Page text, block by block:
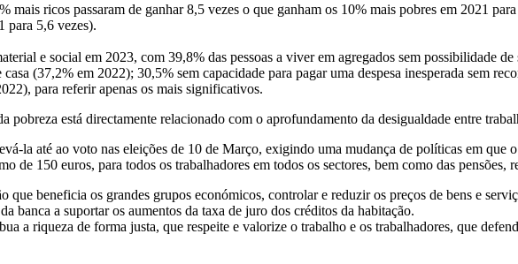
mais ricos passaram de ganhar 8,5 vezes o que ganham os 10% mais pobres em 2021
para 5,6 vezes).
e social em 2023, com 39,8% das pessoas a viver em agregados sem possibilidade
(37,2% em 2022); 30,5% sem capacidade para pagar uma despesa inesperada sem
para referir apenas os mais significativos.
pobreza está directamente relacionado com o aprofundamento da desigualdade entre
la até ao voto nas eleições de 10 de Março, exigindo uma mudança de políticas em
de 150 euros, para todos os trabalhadores em todos os sectores, bem como das pensões,
que beneficia os grandes grupos económicos, controlar e reduzir os preços de bens e
banca a suportar os aumentos da taxa de juro dos créditos da habitação.
a riqueza de forma justa, que respeite e valorize o trabalho e os trabalhadores, que